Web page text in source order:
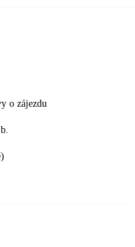
o zájezdu